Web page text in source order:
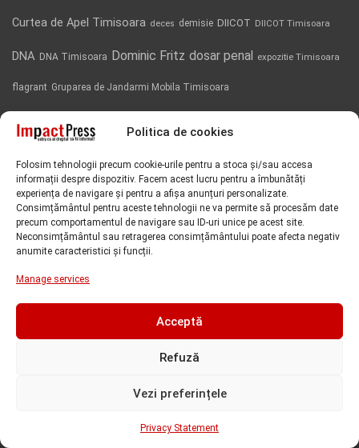
Politica de cookies
Folosim tehnologii precum cookie-urile pentru a stoca și/sau accesa
informații despre dispozitiv. Facem acest lucru pentru a îmbunătăți
experiența de navigare și pentru a afișa anunțuri personalizate.
Consimțământul pentru aceste tehnologii ne va permite să procesăm date
precum comportamentul de navigare sau ID-uri unice pe acest site.
Neconsimțământul sau retragerea consimțământului poate afecta negativ
anumite caracteristici și funcții.
Manage services
Acceptă
Refuză
Vezi preferințele
Privacy Statement
Curtea de Apel Timisoara deces demisie DIICOT DIICOT Timisoara
DNA DNA Timisoara Dominic Fritz dosar penal expozitie Timisoara
flagrant Gruparea de Jandarmi Mobila Timisoara
Impactpress intrerupere furnizare apa
ISU Timis Iulius Town Iulius Town Timisoara luare de mita
lucrari Aquatim Nicolae Robu perchezitii Politia Locala Timisoara
Primaria Timisoara protest puls valutar Retim Sorin Grindeanu
pretentiile de 50 milioane de euro ale fiului lui Cornel Urcan,